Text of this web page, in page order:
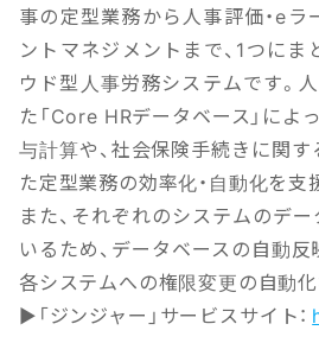
事の定型業務から人事評価・e
ントマネジメントまで、1つに
ウド型人事労務システムです。
た「Core HRデータベース」によ
与計算や、社会保険手続きに関
た定型業務の効率化・自動化を支
また、それぞれのシステムのデ
いるため、データベースの自動
各システムへの権限変更の自動化
▶「ジンジャー」サービスサイト：